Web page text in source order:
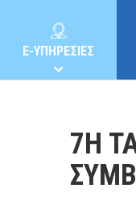
E-ΥΠΗΡΕΣΙΕΣ
7Η